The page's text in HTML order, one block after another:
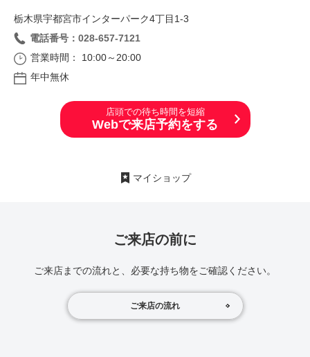
栃木県宇都宮市インターパーク4丁目1‐3
電話番号：028-657-7121
営業時間： 10:00～20:00
年中無休
店頭での待ち時間を短縮
Webで来店予約をする
マイショップ
ご来店の前に
ご来店までの流れと、必要な持ち物をご確認ください。
ご来店の流れ